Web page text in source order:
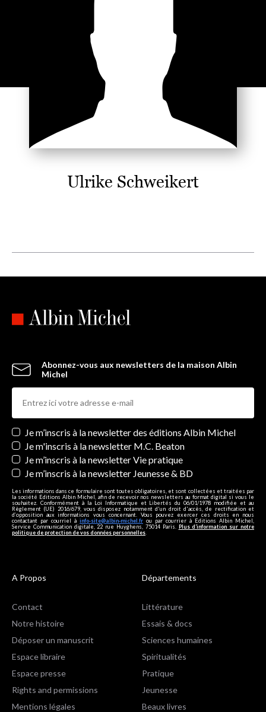
Ulrike Schweikert
Abonnez-vous aux newsletters de la maison Albin
Michel
Newsletters
Je m’inscris à la newsletter des éditions Albin Michel
Je m'inscris à la newsletter M.C. Beaton
Je m’inscris à la newsletter Vie pratique
Je m’inscris à la newsletter Jeunesse & BD
Les informations dans ce formulaire sont toutes obligatoires, et sont collectées et traitées par
la société Editions Albin Michel, afin de recevoir nos newsletters au format digital si vous le
souhaitez. Conformément à la Loi Informatique et Libertés du 06/01/1978 modifiée et au
Règlement (UE) 2016/679, vous disposez notamment d'un droit d'accès, de rectification et
d’opposition aux informations vous concernant. Vous pouvez exercer ces droits en nous
contactant par courriel à info-site@albin-michel.fr ou par courrier à Editions Albin Michel,
Service Communication digitale, 22 rue Huyghens, 75014 Paris. Plus d’information sur notre
politique de protection de vos données personnelles
A Propos
Contact
Notre histoire
Déposer un manuscrit
Espace libraire
Espace presse
Rights and permissions
Mentions légales
Départements
Littérature
Essais & docs
Sciences humaines
Spiritualités
Pratique
Jeunesse
Beaux livres